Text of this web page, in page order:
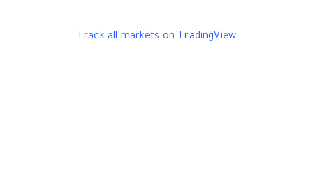
Track all markets on TradingView